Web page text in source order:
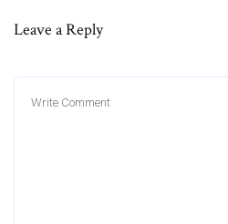
Leave a Reply